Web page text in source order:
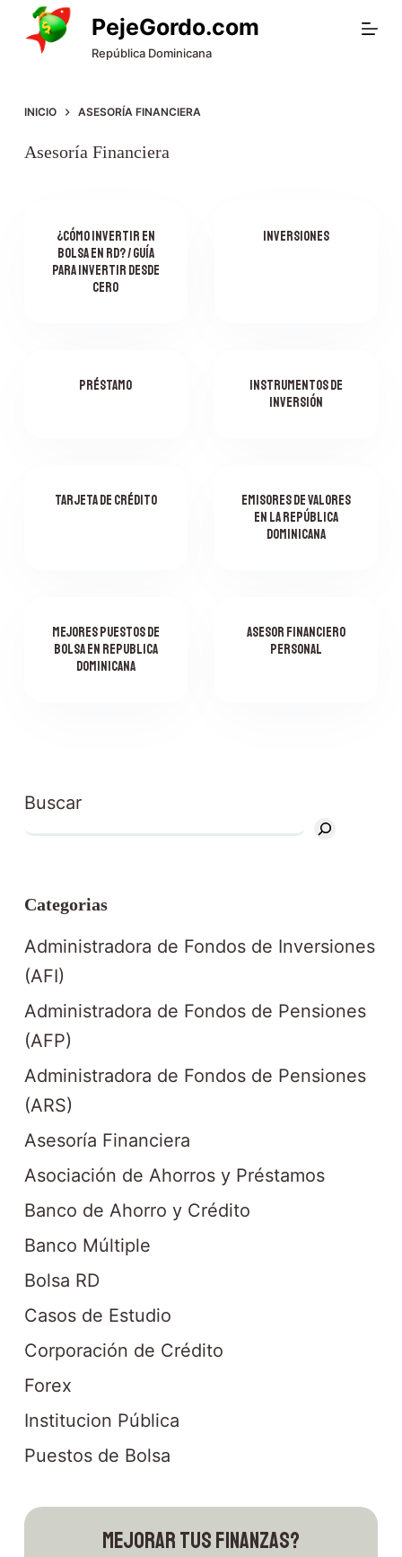
PejeGordo.com
República Dominicana
INICIO ASESORÍA FINANCIERA
Asesoría Financiera
¿Cómo invertir en
bolsa en RD? / Guía
para invertir desde
cero
Inversiones
Préstamo
Instrumentos de
Inversión
Tarjeta de Crédito
Emisores de Valores
en la República
Dominicana
Mejores Puestos de
Bolsa en Republica
Dominicana
Asesor Financiero
Personal
Buscar
Categorias
Administradora de Fondos de Inversiones
(AFI)
Administradora de Fondos de Pensiones
(AFP)
Administradora de Fondos de Pensiones
(ARS)
Asesoría Financiera
Asociación de Ahorros y Préstamos
Banco de Ahorro y Crédito
Banco Múltiple
Bolsa RD
Casos de Estudio
Corporación de Crédito
Forex
Institucion Pública
Puestos de Bolsa
Mejorar tus finanzas?